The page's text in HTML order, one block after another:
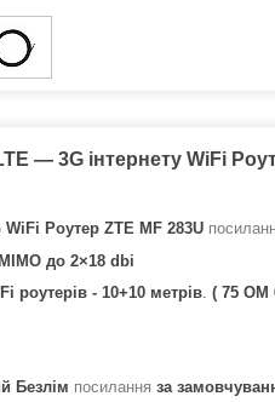
— 3G інтернету WiFi
Роутер ZTE MF 283U
до 2×18 dbi
роутерів - 10+10 метрів. ( 75 OM
Безлім посилання за